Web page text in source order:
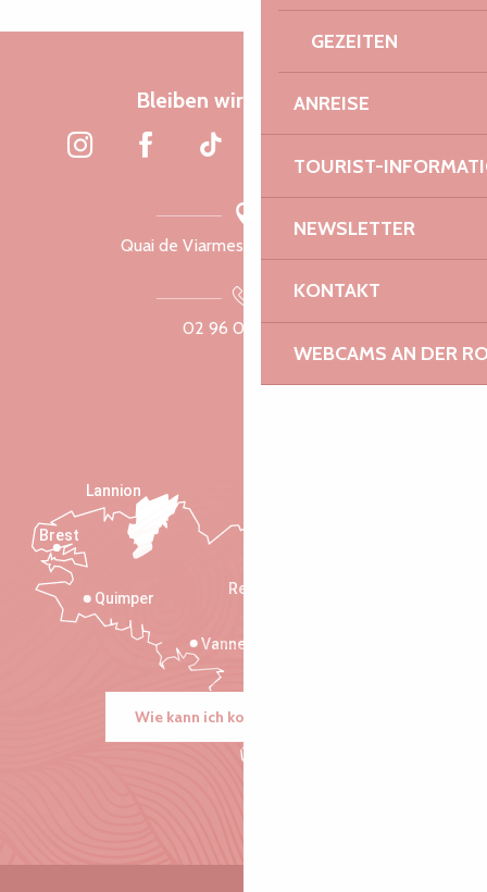
GEZEITEN
ANREISE
TOURIST-
NEWSLETTER
KONTAKT
WEBCAMS AN DER
Bleiben wir verbunden
Quai de Viarmes, 22300 Lannion
02 96 05 60 70
Rennes
Vannes
Quimper
Lannion
Brest
Wie kann ich kommen?